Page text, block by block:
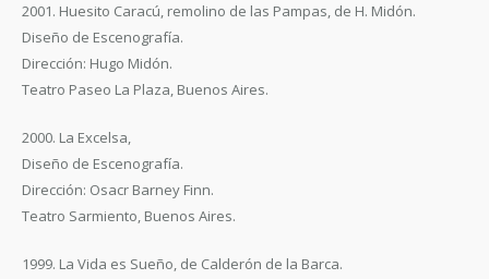
2001. Huesito Caracú, remolino de las Pampas, de H. Midón.
Diseño de Escenografía.
Dirección: Hugo Midón.
Teatro Paseo La Plaza, Buenos Aires.
2000. La Excelsa,
Diseño de Escenografía.
Dirección: Osacr Barney Finn.
Teatro Sarmiento, Buenos Aires.
1999. La Vida es Sueño, de Calderón de la Barca.